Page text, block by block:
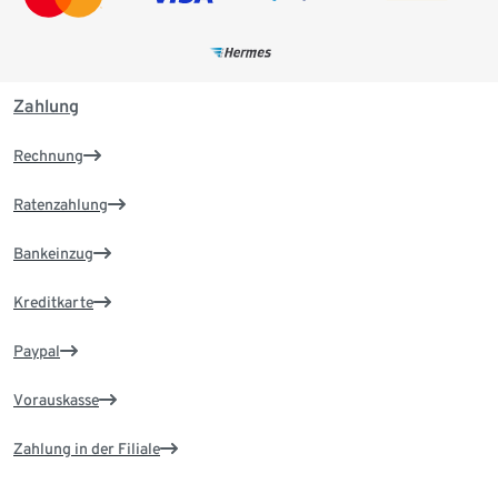
Zahlung
Rechnung
Ratenzahlung
Bankeinzug
Kreditkarte
Paypal
Vorauskasse
Zahlung in der Filiale